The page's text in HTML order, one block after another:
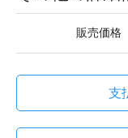
販売価格
支